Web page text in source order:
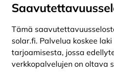
Tämä
solar.fi. Palvelua koskee
tarjoamisesta, jossa
verkkopalvelujen on oltava